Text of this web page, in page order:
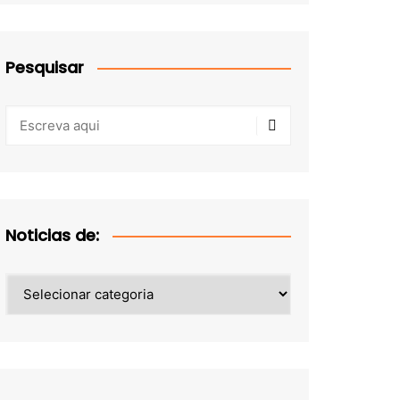
Pesquisar
Noticias de:
de: